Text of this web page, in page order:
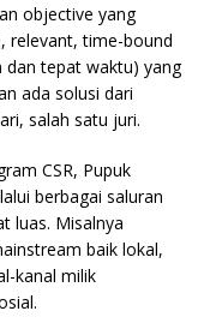
objective yang
relevant, time-bound
dan tepat waktu) yang
ada solusi dari
salah satu juri.
CSR, Pupuk
berbagai saluran
luas. Misalnya
baik lokal,
kanal milik